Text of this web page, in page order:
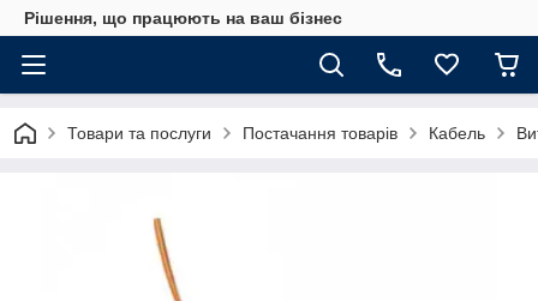
Рішення, що працюють на ваш бізнес
Товари та послуги Постачання товарів Кабель